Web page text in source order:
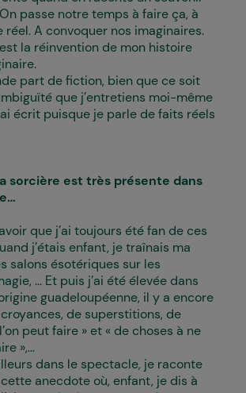
passe notre temps à faire ça, à
A convoquer nos imaginaires.
la réinvention de mon histoire
part de fiction, bien que ce soit
que j’entretiens moi-même
écrit puisque je parle de faits réels
sorcière est très présente dans
que j’ai toujours été fan de ces
j’étais enfant, je traînais ma
salons ésotériques sur les
... Et puis j’ai été élevée dans
guadeloupéenne, il y a encore
de superstitions, de
peut faire » et « de choses à ne
»,...
dans le spectacle, je raconte
anecdote où, enfant, je dis à